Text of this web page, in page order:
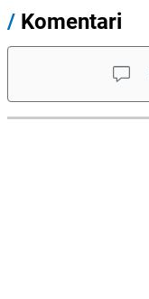
/ Komentari